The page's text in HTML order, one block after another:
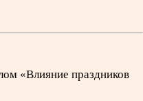
«Влияние праздников